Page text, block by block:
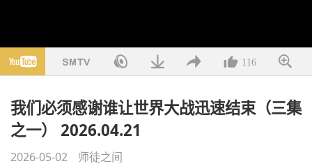
116
我们必须感谢谁让世界大战迅速结束（三集
之一） 2026.04.21
2026-05-02 师徒之间